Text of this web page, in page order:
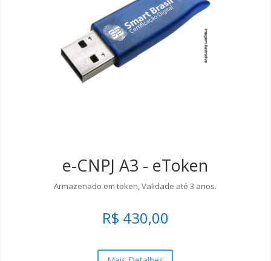
e-CNPJ A3 - eToken
Armazenado em token, Validade até 3 anos.
R$ 430,00